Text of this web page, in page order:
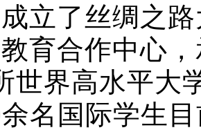
立了丝绸之
育合作中心
世界高水平大
余名国际学生